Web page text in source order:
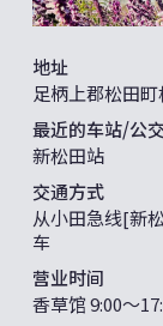
地址
足柄上郡松田
最近的车站/公
新松田站
交通方式
从小田急线[新
车
营业时间
香草馆 9:00～